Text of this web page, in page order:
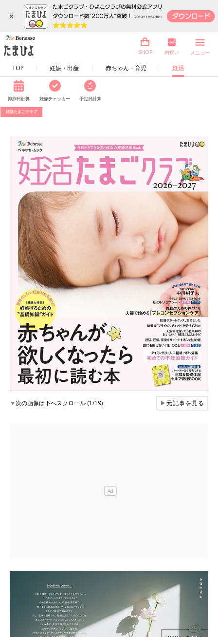
×
TOP 妊娠・出産 赤ちゃん・育児 妊活
SHOP 内祝い メニュー
排卵日計算 妊娠チェッカー 予定日計算
妊活たまごクラブ
▼次の画像は下へスクロール (1/19) ▶元記事を見る